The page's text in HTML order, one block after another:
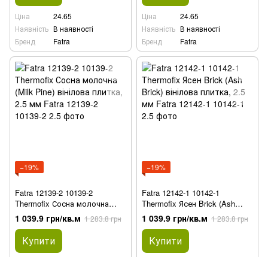
Ціна
24.65
Наявність В наявності
Бренд
Fatra
Ціна
24.65
Наявність В наявності
Бренд
Fatra
−19%
Fatra 12139-2 10139-2
Thermofix Сосна молочна
(Milk Pine) вінілова плитка,
2.5 мм
1 039.9 грн/кв.м 1 283.8 грн
Купити
−19%
Fatra 12142-1 10142-1
Thermofix Ясен Brick (Ash
Brick) вінілова плитка, 2.5 мм
1 039.9 грн/кв.м 1 283.8 грн
Купити